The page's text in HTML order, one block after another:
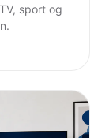
sport og